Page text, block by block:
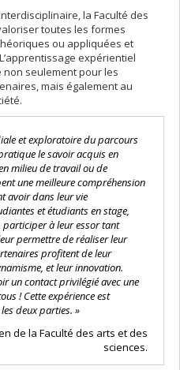
la Faculté des
toutes les formes
ou appliquées et
expérientiel
seulement pour les
mais également au
et exploratoire du parcours
le savoir acquis en
milieu de travail ou de
une meilleure compréhension
avoir dans leur vie
et étudiants en stage,
participer à leur essor tant
permettre de réaliser leur
profitent de leur
et leur innovation.
un contact privilégié avec une
! Cette expérience est
deux parties. »
de la Faculté des arts et des
sciences.